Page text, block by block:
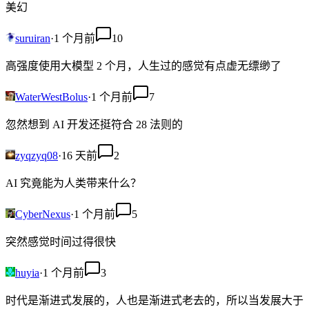
美幻
suruiran·1 个月前 10
高强度使用大模型 2 个月，人生过的感觉有点虚无缥缈了
WaterWestBolus·1 个月前 7
忽然想到 AI 开发还挺符合 28 法则的
zyqzyq08·16 天前 2
AI 究竟能为人类带来什么？
CyberNexus·1 个月前 5
突然感觉时间过得很快
huyia·1 个月前 3
时代是渐进式发展的，人也是渐进式老去的，所以当发展大于